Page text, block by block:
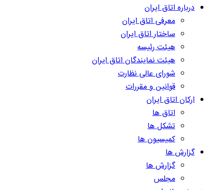
درباره اتاق ایران
معرفی اتاق ایران
ساختار اتاق ایران
هیئت رئیسه
هیئت نمایندگان اتاق ایران
شورای عالی نظارت
قوانین و مقررات
ارکان اتاق ایران
اتاق ها
تشکل ها
کمیسیون ها
گزارش ها
گزارش ها
مجلس